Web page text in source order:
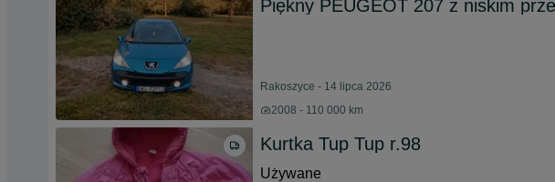
Piękny PEUGEOT 207 z niskim
Rakoszyce - 14 lipca 2026
2008 - 110 000 km
Kurtka Tup Tup r.98
Używane